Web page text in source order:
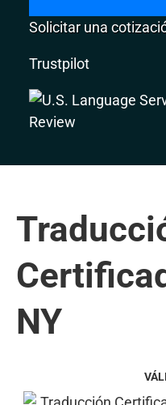
Solicitar una
Trustpilot
NY